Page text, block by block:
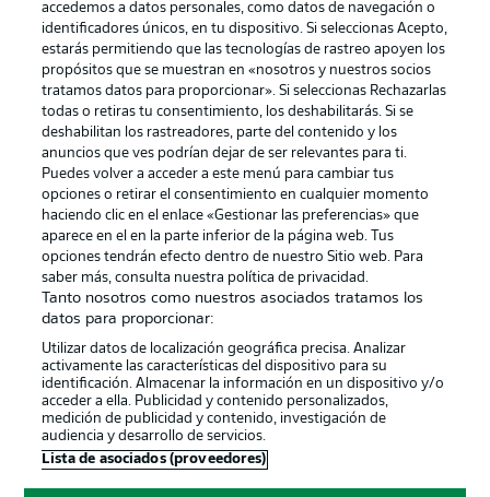
Publicidad Aviso legal
Gestionar las preferencias Declaracion de privacidad
Canales Trabajos
Jugadores Condiciones de uso
Sello Editorial Contacto
© 2026 Bundesliga-Gruppe GmbH
accedemos a datos personales, como datos de navegación o
identificadores únicos, en tu dispositivo. Si seleccionas Acepto,
estarás permitiendo que las tecnologías de rastreo apoyen los
propósitos que se muestran en «nosotros y nuestros socios
tratamos datos para proporcionar». Si seleccionas Rechazarlas
todas o retiras tu consentimiento, los deshabilitarás. Si se
deshabilitan los rastreadores, parte del contenido y los
anuncios que ves podrían dejar de ser relevantes para ti.
Puedes volver a acceder a este menú para cambiar tus
opciones o retirar el consentimiento en cualquier momento
haciendo clic en el enlace «Gestionar las preferencias» que
aparece en el en la parte inferior de la página web. Tus
opciones tendrán efecto dentro de nuestro Sitio web. Para
saber más, consulta nuestra política de privacidad.
Tanto nosotros como nuestros asociados tratamos los
datos para proporcionar:
Utilizar datos de localización geográfica precisa. Analizar
activamente las características del dispositivo para su
identificación. Almacenar la información en un dispositivo y/o
acceder a ella. Publicidad y contenido personalizados,
medición de publicidad y contenido, investigación de
audiencia y desarrollo de servicios.
Lista de asociados (proveedores)